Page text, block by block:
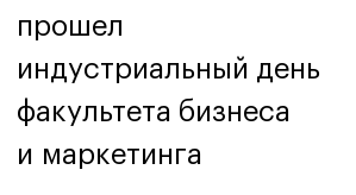
прошел
индустриальный день
факультета бизнеса
и маркетинга